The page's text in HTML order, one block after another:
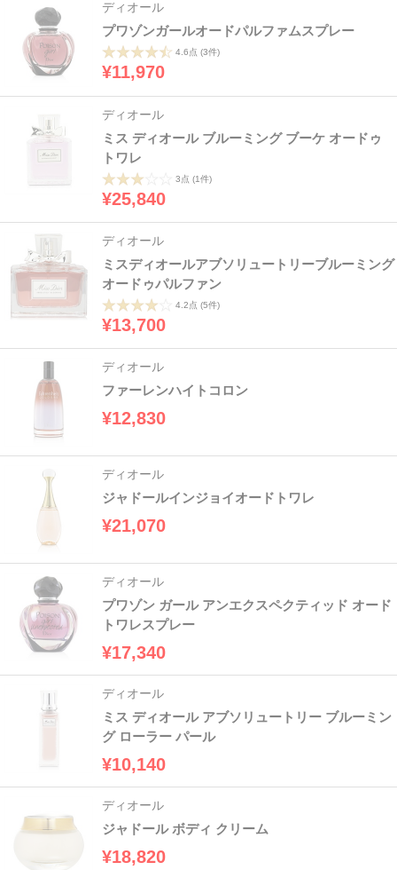
ディオール
プワゾンガールオードパルファムスプレー
4.6点 (3件)
¥11,970
ディオール
ミス ディオール ブルーミング ブーケ オードゥ
トワレ
3点 (1件)
¥25,840
ディオール
ミスディオールアブソリュートリーブルーミング
オードゥパルファン
4.2点 (5件)
¥13,700
ディオール
ファーレンハイトコロン
¥12,830
ディオール
ジャドールインジョイオードトワレ
¥21,070
ディオール
プワゾン ガール アンエクスペクティッド オード
トワレスプレー
¥17,340
ディオール
ミス ディオール アブソリュートリー ブルーミン
グ ローラー パール
¥10,140
ディオール
ジャドール ボディ クリーム
¥18,820